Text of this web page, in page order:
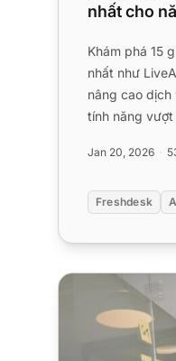
nhất cho
Khám phá 15
nhất như
nâng cao dịch
tính năng vượt
Jan 20, 2026
Freshdesk
11 Thực Tiễn